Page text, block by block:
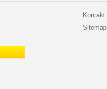
Kontakt
Sitemap